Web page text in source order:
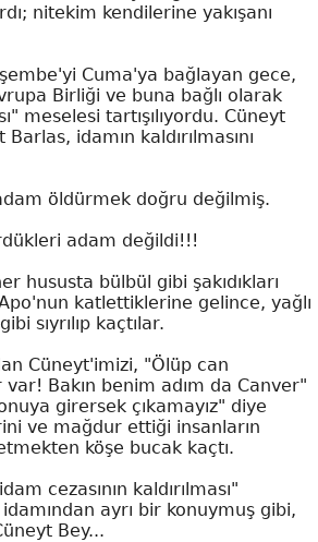
nitekim kendilerine yakışanı
Cuma'ya bağlayan gece,
Birliği ve buna bağlı olarak
meselesi tartışılıyordu. Cüneyt
idamın kaldırılmasını
öldürmek doğru değilmiş.
adam değildi!!!
hususta bülbül gibi şakıdıkları
katlettiklerine gelince, yağlı
sıyrılıp kaçtılar.
Cüneyt'imizi, "Ölüp can
Bakın benim adım da Canver"
girersek çıkamayız" diye
ve mağdur ettiği insanların
köşe bucak kaçtı.
cezasının kaldırılması"
ayrı bir konuymuş gibi,
Bey...